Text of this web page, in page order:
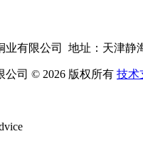
业有限公司 地址：天津静
公司 © 2026 版权所有 技术